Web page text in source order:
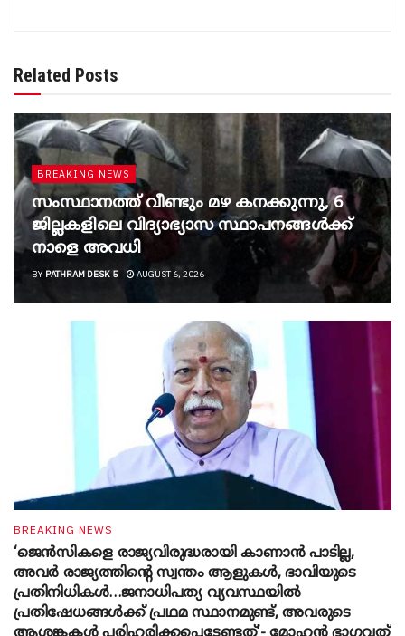
Related Posts
BREAKING NEWS
സംസ്ഥാനത്ത് വീണ്ടും മഴ കനക്കുന്നു, 6
ജില്ലകളിലെ വിദ്യാഭ്യാസ സ്ഥാപനങ്ങൾക്ക്
നാളെ അവധി
BY PATHRAM DESK 5 AUGUST 6, 2026
BREAKING NEWS
‘ജെൻസികളെ രാജ്യവിരുദ്ധരായി കാണാൻ പാടില്ല,
അവർ രാജ്യത്തിന്റെ സ്വന്തം ആളുകൾ, ഭാവിയുടെ
പ്രതിനിധികൾ…ജനാധിപത്യ വ്യവസ്ഥയിൽ
പ്രതിഷേധങ്ങൾക്ക് പ്രഥമ സ്ഥാനമുണ്ട്, അവരുടെ